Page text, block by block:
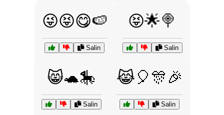
😜😝😋🍉
Salin
😝🌟🍭
Salin
😸🐢🎠
Salin
😹🎈🎊🎉
Salin